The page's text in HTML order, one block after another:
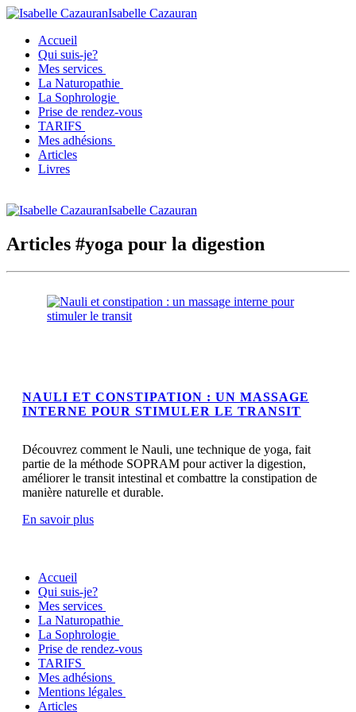
Isabelle Cazauran
Accueil
Qui suis-je?
Mes services
La Naturopathie
La Sophrologie
Prise de rendez-vous
TARIFS
Mes adhésions
Articles
Livres
Isabelle Cazauran
Articles #yoga pour la digestion
NAULI ET CONSTIPATION : UN MASSAGE
INTERNE POUR STIMULER LE TRANSIT
Découvrez comment le Nauli, une technique de yoga, fait
partie de la méthode SOPRAM pour activer la digestion,
améliorer le transit intestinal et combattre la constipation de
manière naturelle et durable.
En savoir plus
Accueil
Qui suis-je?
Mes services
La Naturopathie
La Sophrologie
Prise de rendez-vous
TARIFS
Mes adhésions
Mentions légales
Articles